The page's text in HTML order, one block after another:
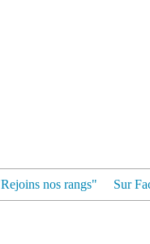
nos rangs" Sur